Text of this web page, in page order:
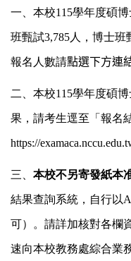
一、本校115學年度碩
班甄試3,785人，博士班
報名人數請點選下方連
二、本校115學年度碩
果，請考生逕至「 報名
https://
三、 本校不另寄發紙本
結果查詢系統，自行以
可）。請詳加核對各欄
速向本校教務處綜合業